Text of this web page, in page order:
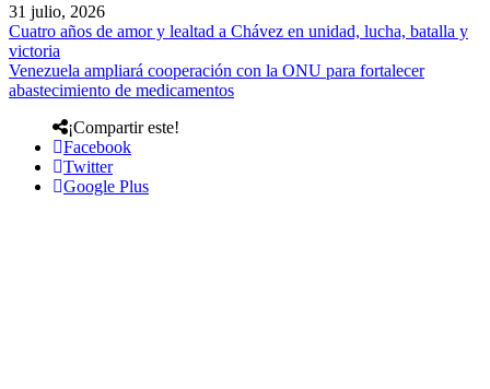
31 julio, 2026
Cuatro años de amor y lealtad a Chávez en unidad, lucha, batalla y
victoria
Venezuela ampliará cooperación con la ONU para fortalecer
abastecimiento de medicamentos
¡Compartir este!
Facebook
Twitter
Google Plus